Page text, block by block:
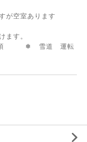
が空室あります
ます。
ヤ必須 ❅ 雪道 運転